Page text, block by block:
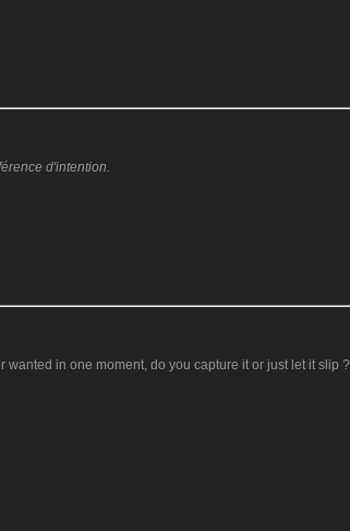
d'intention.
in one moment, do you capture it or just let it slip ?